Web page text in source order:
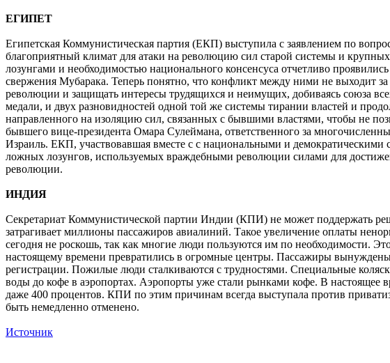
ЕГИПЕТ
Египетская Коммунистическая партия (ЕКП) выступила с заявлением по
благоприятный климат для атаки на революцию сил старой системы и
лозунгами и необходимостью национального консенсуса отчетливо
свержения Мубарака. Теперь понятно, что конфликт между ними не выходит
революции и защищать интересы трудящихся и неимущих, добиваясь союза
медали, и двух разновидностей одной той же системы тирании властей и
направленного на изоляцию сил, связанных с бывшими властями, чтобы не
бывшего вице-президента Омара Сулеймана, ответственного за
Израиль. ЕКП, участвовавшая вместе с с национальными и
ложных лозунгов, используемых враждебными революции силами для
революции.
ИНДИЯ
Секретариат Коммунистической партии Индии (КПИ) не может поддержать
затрагивает миллионы пассажиров авиалиний. Такое увеличение оплаты
сегодня не роскошь, так как многие люди пользуются им по необходимости.
настоящему времени превратились в огромные центры. Пассажиры
регистрации. Пожилые люди сталкиваются с трудностями. Специальные
воды до кофе в аэропортах. Аэропорты уже стали рынками кофе. В настоящее
даже 400 процентов. КПИ по этим причинам всегда выступала против
быть немедленно отменено.
Источник